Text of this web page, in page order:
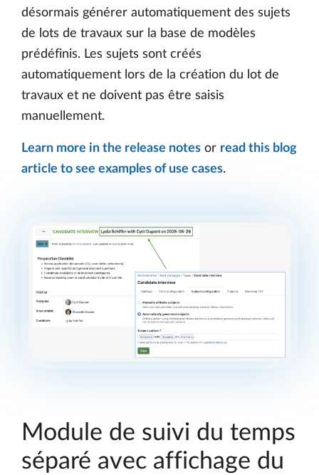
désormais générer automatiquement des sujets
de lots de travaux sur la base de modèles
prédéfinis. Les sujets sont créés
automatiquement lors de la création du lot de
travaux et ne doivent pas être saisis
manuellement.
Learn more in the release notes or read this blog
article to see examples of use cases.
Module de suivi du temps
séparé avec affichage du